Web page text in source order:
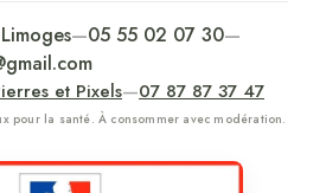
—05 55 02 07 30—
et Pixels—07 87 87 37 47
pour la santé. À consommer avec modération.